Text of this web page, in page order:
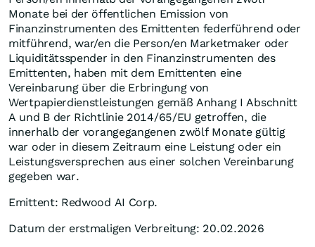
Monate bei der öffentlichen Emission von
Finanzinstrumenten des Emittenten federführend oder
mitführend, war/en die Person/en Marketmaker oder
Liquiditätsspender in den Finanzinstrumenten des
Emittenten, haben mit dem Emittenten eine
Vereinbarung über die Erbringung von
Wertpapierdienstleistungen gemäß Anhang I Abschnitt
A und B der Richtlinie 2014/65/EU getroffen, die
innerhalb der vorangegangenen zwölf Monate gültig
war oder in diesem Zeitraum eine Leistung oder ein
Leistungsversprechen aus einer solchen Vereinbarung
gegeben war.
Emittent: Redwood AI Corp.
Datum der erstmaligen Verbreitung: 20.02.2026